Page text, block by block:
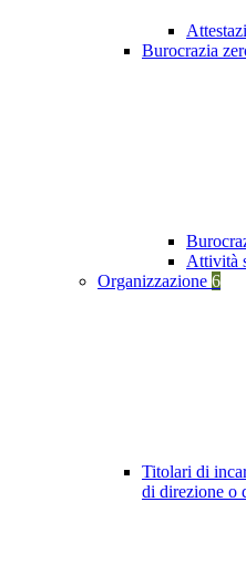
Burocrazia
Attività
Organizzazione 6
Titolari di
di direzione o